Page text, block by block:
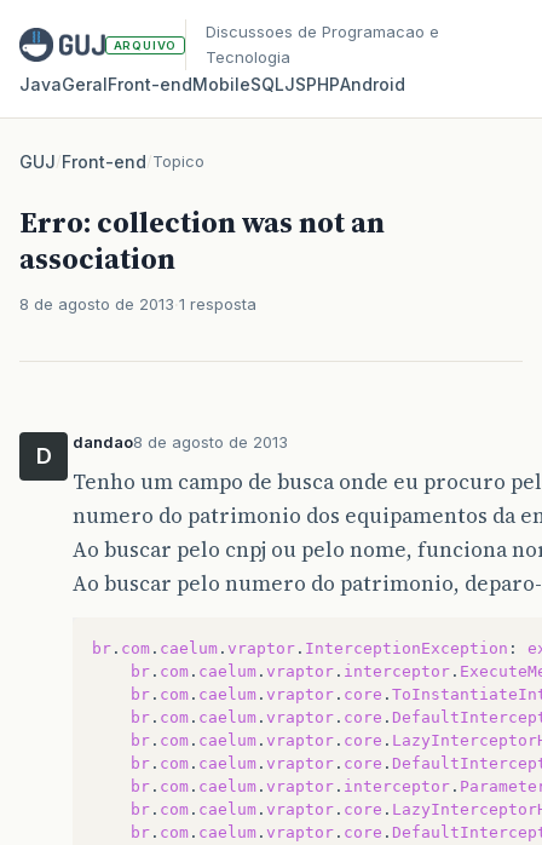
ARQUIVO
Discussoes de Programacao e
Tecnologia
JavaGeralFront‑endMobileSQLJSPHPAndroid
GUJ/Front-end/Topico
Erro: collection was not an
association
8 de agosto de 2013 1 resposta
D
dandao8 de agosto de 2013
Tenho um campo de busca onde eu procuro
numero do patrimonio dos equipamentos da
Ao buscar pelo cnpj ou pelo nome, funciona
Ao buscar pelo numero do patrimonio,
br . com . caelum . vraptor . InterceptionException :
br . com . caelum . vraptor . interceptor .
br . com . caelum . vraptor . core .
br . com . caelum . vraptor . core .
br . com . caelum . vraptor . core .
br . com . caelum . vraptor . core .
br . com . caelum . vraptor . interceptor .
br . com . caelum . vraptor . core .
br . com . caelum . vraptor . core .